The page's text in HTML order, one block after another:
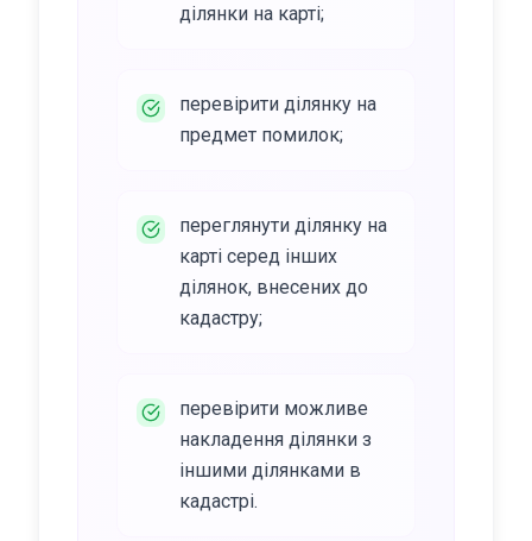
ділянки на карті;
перевірити ділянку на
предмет помилок;
переглянути ділянку на
карті серед інших
ділянок, внесених до
кадастру;
перевірити можливе
накладення ділянки з
іншими ділянками в
кадастрі.